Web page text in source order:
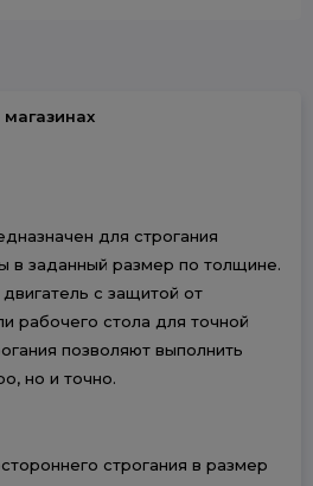
для строгания
в заданный размер по толщине.
с защитой от
рабочего стола для точной
позволяют выполнить
но и точно.
строгания в размер